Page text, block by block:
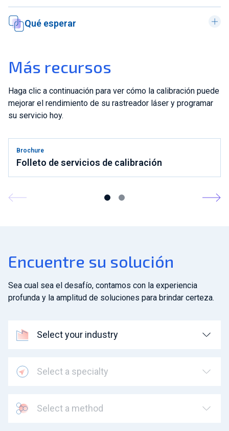
Qué esperar
Más recursos
Haga clic a continuación para ver cómo la calibración puede
mejorar el rendimiento de su rastreador láser y programar
su servicio hoy.
Brochure
Folleto de servicios de calibración
Encuentre su solución
Sea cual sea el desafío, contamos con la experiencia
profunda y la amplitud de soluciones para brindar certeza.
Select your industry
Select a specialty
Select a method